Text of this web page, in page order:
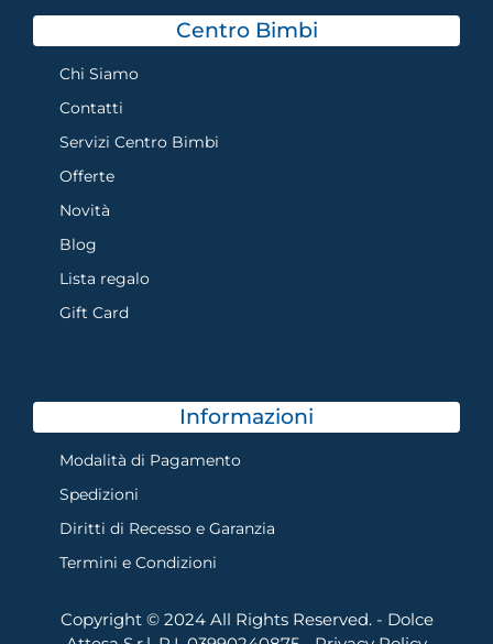
Centro Bimbi
Chi Siamo
Contatti
Servizi Centro Bimbi
Offerte
Novità
Blog
Lista regalo
Gift Card
Informazioni
Modalità di Pagamento
Spedizioni
Diritti di Recesso e Garanzia
Termini e Condizioni
Copyright © 2024 All Rights Reserved. - Dolce